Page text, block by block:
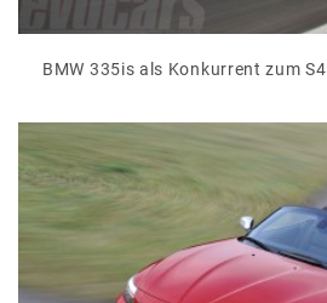
BMW 335is als Konkurrent zum S4